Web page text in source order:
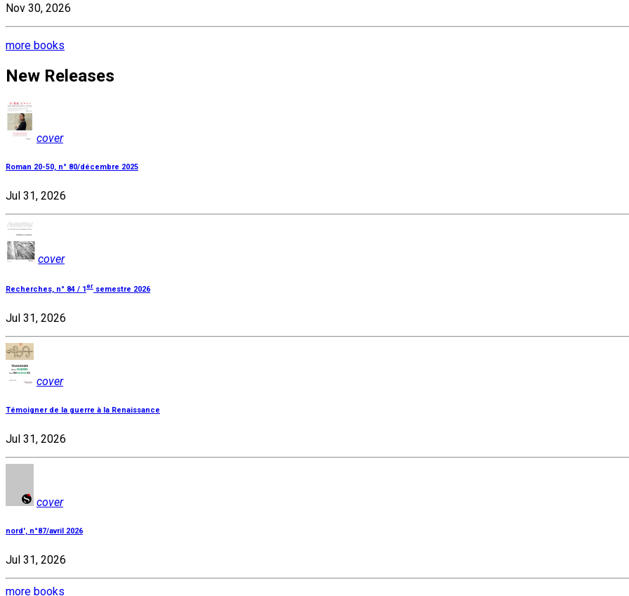
Nov 30, 2026
more books
New Releases
cover
Roman 20-50, n° 80/décembre 2025
Jul 31, 2026
cover
Recherches, n° 84 / 1 er semestre 2026
Jul 31, 2026
cover
Témoigner de la guerre à la Renaissance
Jul 31, 2026
cover
nord', n°87/avril 2026
Jul 31, 2026
more books